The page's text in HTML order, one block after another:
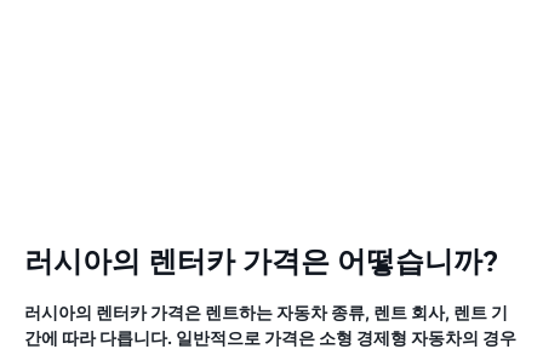
러시아의 렌터카 가격은 어떻습니까?
러시아의 렌터카 가격은 렌트하는 자동차 종류, 렌트 회사, 렌트 기
간에 따라 다릅니다. 일반적으로 가격은 소형 경제형 자동차의 경우